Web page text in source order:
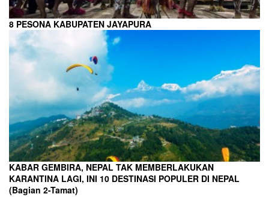
8 PESONA KABUPATEN JAYAPURA
KABAR GEMBIRA, NEPAL TAK MEMBERLAKUKAN
KARANTINA LAGI, INI 10 DESTINASI POPULER DI NEPAL
(Bagian 2-Tamat)